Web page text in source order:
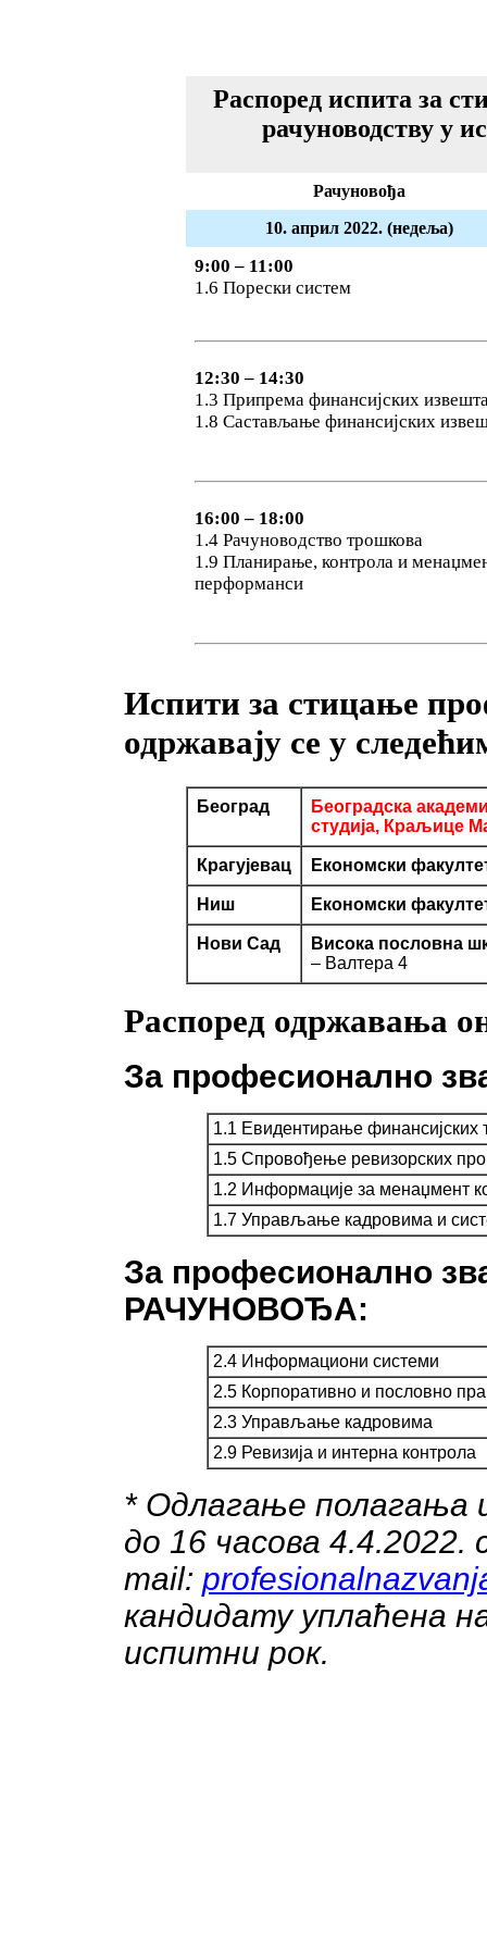
Распоред испита за
рачуноводству у
Рачуновођа
10. април 2022. (недеља)
9:00 – 11:00
1.6 Порески систем
12:30 – 14:30
1.3 Припрема финансијских
1.8 Састављање финансијских
16:00 – 18:00
1.4 Рачуноводство трошкова
1.9 Планирање, контрола и
перформанси
Испити за стицање
одржавају се у
Београд
Београдска
студија, Краљице
Крагујевац Економски
Ниш Економски
Нови Сад
Висока пословна
– Валтера 4
Распоред одржавања
За професионално
1.1 Евидентирање финансијских
1.5 Спровођење ревизорских
1.2 Информације за менаџмент
1.7 Управљање кадровима и
За професионално
РАЧУНОВОЂА:
2.4 Информациони системи
2.5 Корпоративно и пословно
2.3 Управљање кадровима
2.9 Ревизија и интерна контрола
* Одлагање полагања
до 16 часова
mail:
кандидату уплаћена
испитни рок.